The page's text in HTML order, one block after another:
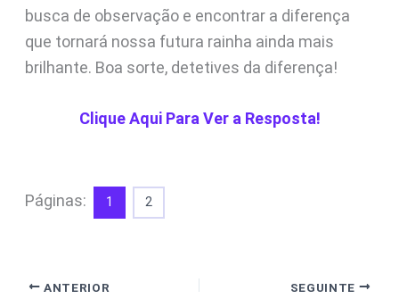
busca de observação e encontrar a diferença
que tornará nossa futura rainha ainda mais
brilhante. Boa sorte, detetives da diferença!
Clique Aqui Para Ver a Resposta!
Páginas: 1 2
ANTERIOR SEGUINTE